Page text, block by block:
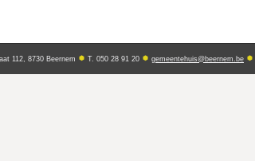
112, 8730 Beernem T. 050 28 91 20 gemeentehuis@beernem.be